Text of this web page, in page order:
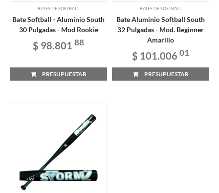
BATES DE SOFTBALL
Bate Softball - Aluminio South
30 Pulgadas - Mod Rookie
$ 98.801 88
PRESUPUESTAR
BATES DE SOFTBALL
Bate Aluminio Softball South
32 Pulgadas - Mod. Beginner
Amarillo
$ 101.006 01
PRESUPUESTAR